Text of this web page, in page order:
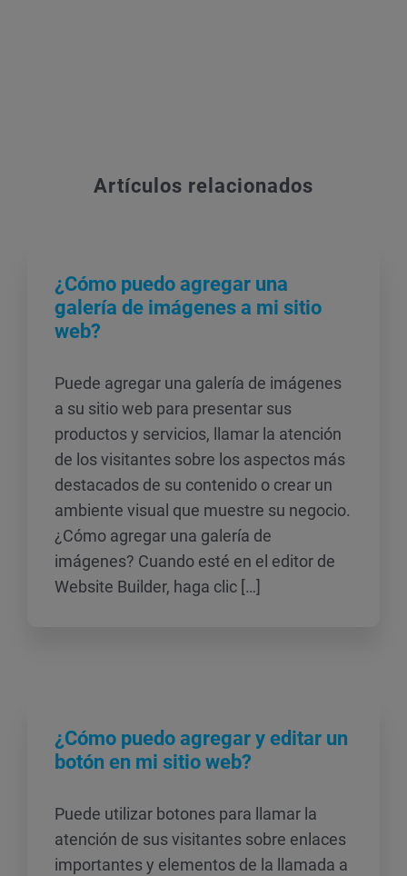
Artículos relacionados
¿Cómo puedo agregar una
galería de imágenes a mi sitio
web?
Puede agregar una galería de imágenes
a su sitio web para presentar sus
productos y servicios, llamar la atención
de los visitantes sobre los aspectos más
destacados de su contenido o crear un
ambiente visual que muestre su negocio.
¿Cómo agregar una galería de
imágenes? Cuando esté en el editor de
Website Builder, haga clic […]
¿Cómo puedo agregar y editar un
botón en mi sitio web?
Puede utilizar botones para llamar la
atención de sus visitantes sobre enlaces
importantes y elementos de la llamada a